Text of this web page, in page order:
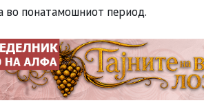
во понатамошниот период.